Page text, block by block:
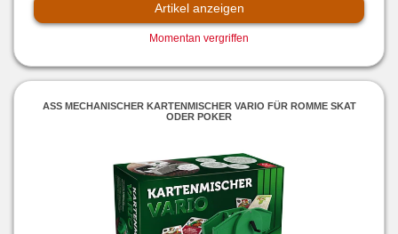
Artikel anzeigen
Momentan vergriffen
ASS MECHANISCHER KARTENMISCHER VARIO FÜR ROMME SKAT
ODER POKER